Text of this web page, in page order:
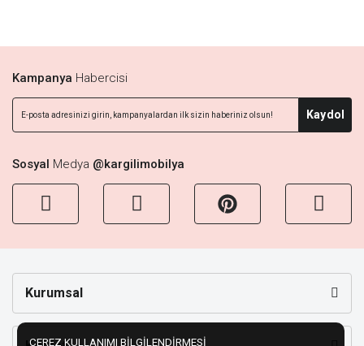
Kampanya Habercisi
Kaydol
Sosyal Medya @kargilimobilya
Kurumsal
ÇEREZ KULLANIMI BİLGİLENDİRMESİ